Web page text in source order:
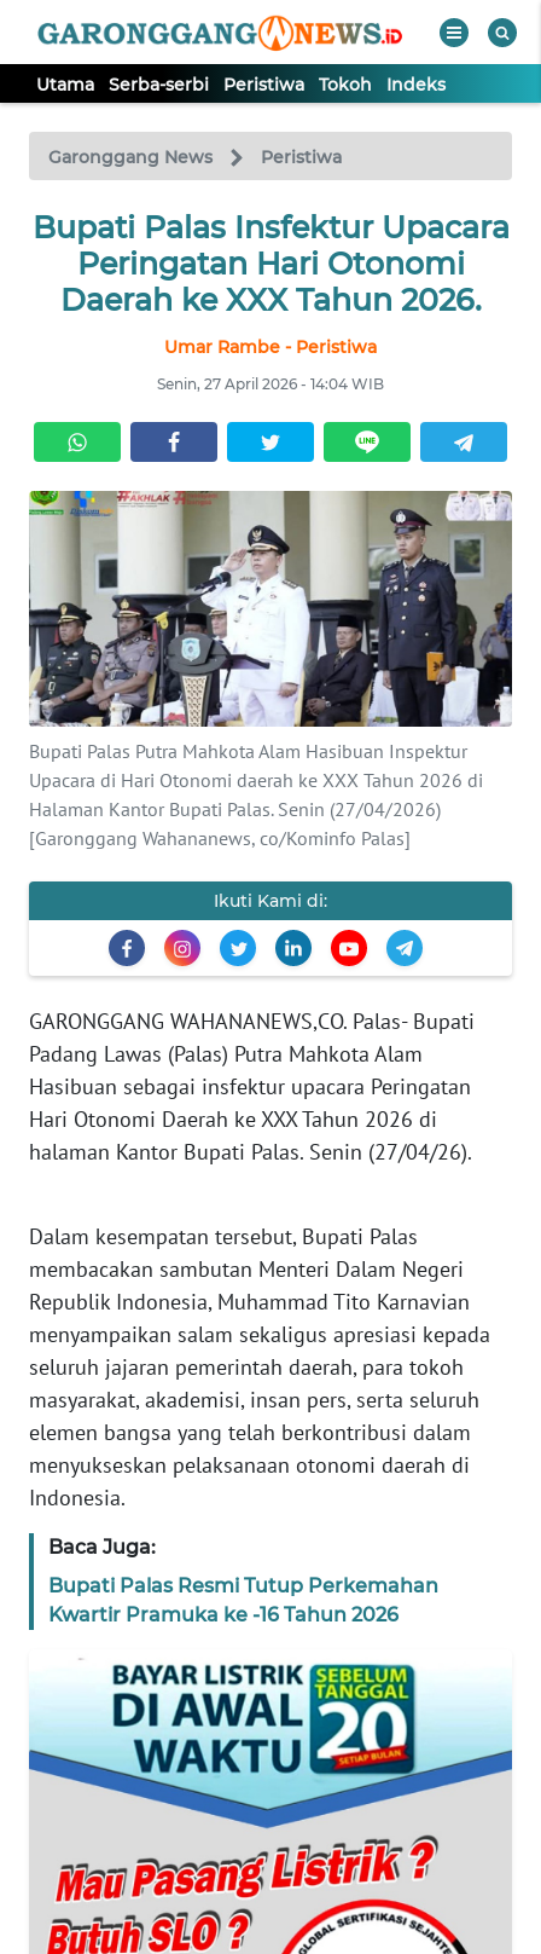
Utama Serba-serbi Peristiwa Tokoh Indeks
Garonggang News Peristiwa
Bupati Palas Insfektur Upacara
Peringatan Hari Otonomi
Daerah ke XXX Tahun 2026.
Umar Rambe - Peristiwa
Senin, 27 April 2026 - 14:04 WIB
Bupati Palas Putra Mahkota Alam Hasibuan Inspektur
Upacara di Hari Otonomi daerah ke XXX Tahun 2026 di
Halaman Kantor Bupati Palas. Senin (27/04/2026)
[Garonggang Wahananews, co/Kominfo Palas]
Ikuti Kami di:
GARONGGANG WAHANANEWS,CO. Palas- Bupati
Padang Lawas (Palas) Putra Mahkota Alam
Hasibuan sebagai insfektur upacara Peringatan
Hari Otonomi Daerah ke XXX Tahun 2026 di
halaman Kantor Bupati Palas. Senin (27/04/26).
Dalam kesempatan tersebut, Bupati Palas
membacakan sambutan Menteri Dalam Negeri
Republik Indonesia, Muhammad Tito Karnavian
menyampaikan salam sekaligus apresiasi kepada
seluruh jajaran pemerintah daerah, para tokoh
masyarakat, akademisi, insan pers, serta seluruh
elemen bangsa yang telah berkontribusi dalam
menyukseskan pelaksanaan otonomi daerah di
Indonesia.
Baca Juga:
Bupati Palas Resmi Tutup Perkemahan
Kwartir Pramuka ke -16 Tahun 2026
Tutup
UTAMA
SERBA-
SERBI
TOKOH
Informasi
KONTAK
KAMI
INFO
IKLAN
TENTANG
SIBER
REDAKSI
KARIR
Wahana
Regional
WN
SUMUT
WN
JAKARTA
JABAR
WN
WN
WN
PAPUA